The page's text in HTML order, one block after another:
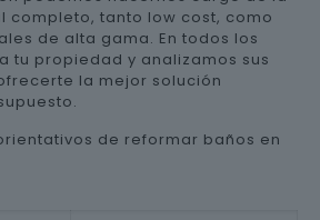
completo, tanto low cost, como
de alta gama. En todos los
tu propiedad y analizamos sus
la mejor solución
de reformar baños en